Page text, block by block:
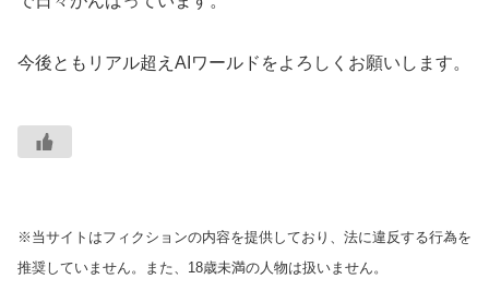
今後ともリアル超えAIワールドをよろしくお願いします。
※当サイトはフィクションの内容を提供しており、法に違反する行為を
推奨していません。また、18歳未満の人物は扱いません。